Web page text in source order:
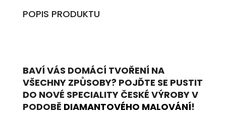
POPIS PRODUKTU
BAVÍ VÁS DOMÁCÍ TVOŘENÍ NA
VŠECHNY ZPŮSOBY? POJĎTE SE PUSTIT
DO NOVÉ SPECIALITY ČESKÉ VÝROBY V
PODOBĚ DIAMANTOVÉHO MALOVÁNÍ!